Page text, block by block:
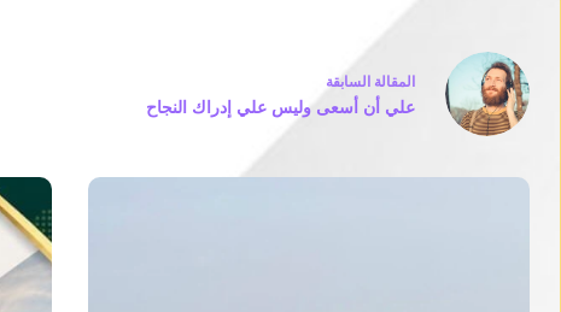
المقالة السابقة
علي أن أسعى وليس علي إدراك النجاح